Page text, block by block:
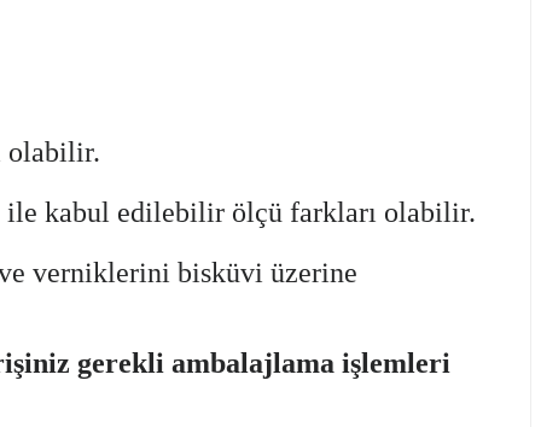
olabilir.
ile kabul edilebilir ölçü farkları olabilir.
verniklerini bisküvi üzerine
gerekli ambalajlama işlemleri